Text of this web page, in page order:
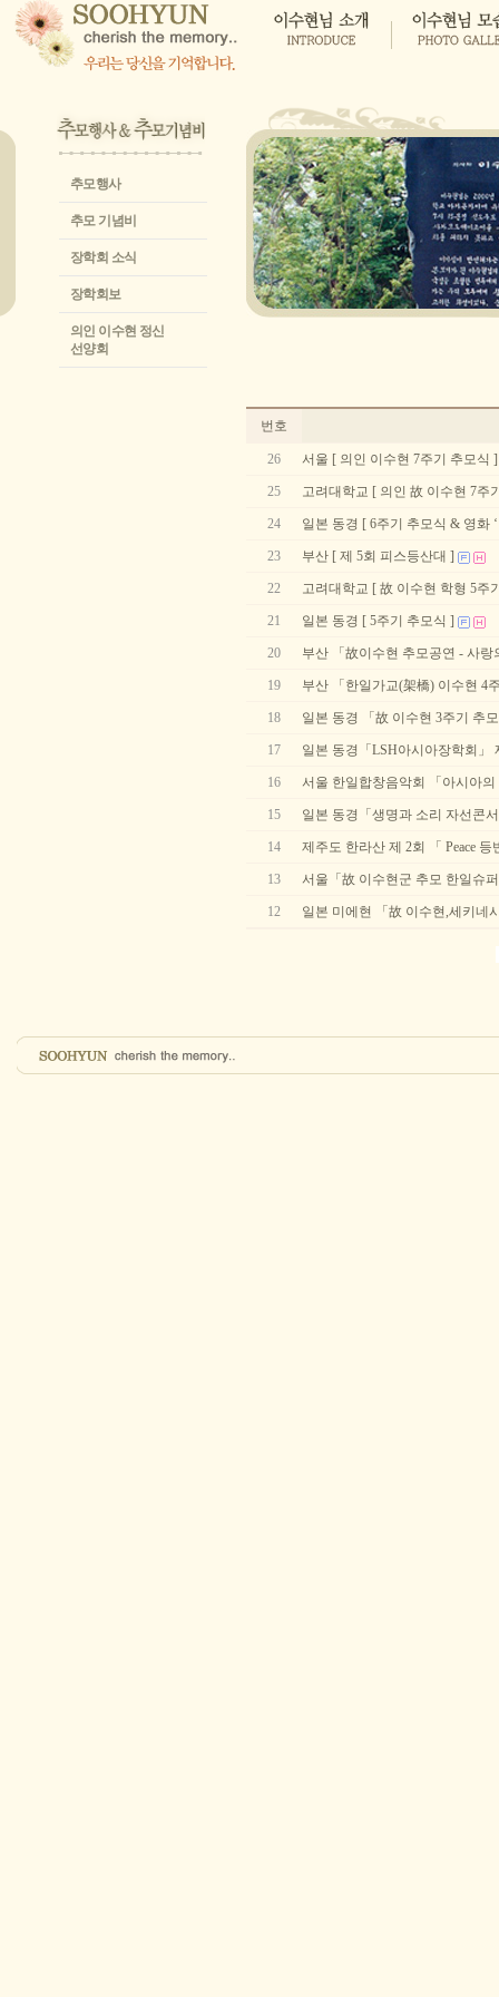
추모행사
추모 기념비
장학회 소식
장학회보
의인 이수현 정신
선양회
번호
26 서울 [ 의인 이수현 7주기 추모식 ]
25 고려대학교 [ 의인 故 이수현 7주
24 일본 동경 [ 6주기 추모식 & 영화
23 부산 [ 제 5회 피스등산대 ]
22 고려대학교 [ 故 이수현 학형 5주
21 일본 동경 [ 5주기 추모식 ]
20 부산 「故이수현 추모공연 - 사
19 부산 「한일가교(架橋) 이수현 4
18 일본 동경 「故 이수현 3주기 추
17 일본 동경「LSH아시아장학회」
16 서울 한일합창음악회 「아시아
15 일본 동경「생명과 소리 자선콘
14 제주도 한라산 제 2회 「 Peace
13 서울「故 이수현군 추모 한일슈
12 일본 미에현 「故 이수현,세키네